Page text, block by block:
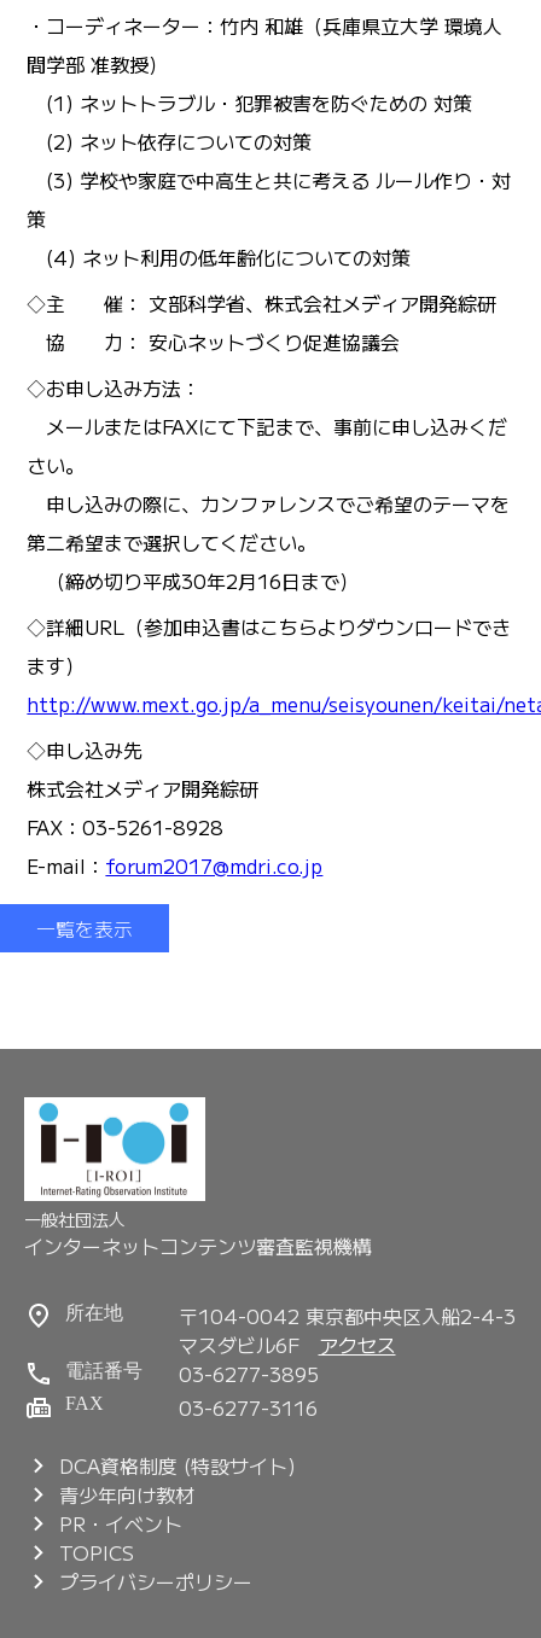
・コーディネーター：竹内 和雄（兵庫県立大学 環境人
間学部 准教授）
(1) ネットトラブル・犯罪被害を防ぐための 対策
(2) ネット依存についての対策
(3) 学校や家庭で中高生と共に考える ルール作り・対
策
(4) ネット利用の低年齢化についての対策
◇主 催： 文部科学省、株式会社メディア開発綜研
協 力： 安心ネットづくり促進協議会
◇お申し込み方法：
メールまたはFAXにて下記まで、事前に申し込みくだ
さい。
申し込みの際に、カンファレンスでご希望のテーマを
第二希望まで選択してください。
（締め切り平成30年2月16日まで）
◇詳細URL（参加申込書はこちらよりダウンロードでき
ます）
http://www.mext.go.jp/a_menu/seisyounen/keitai/
◇申し込み先
株式会社メディア開発綜研
FAX：03-5261-8928
E-mail： forum2017@mdri.co.jp
一覧を表示
一般社団法人
インターネットコンテンツ審査監視機構
所在地
〒104-0042 東京都中央区入船2-4-3
マスダビル6F アクセス
電話番号 03-6277-3895
FAX
03-6277-3116
DCA資格制度 (特設サイト)
青少年向け教材
PR・イベント
TOPICS
プライバシーポリシー